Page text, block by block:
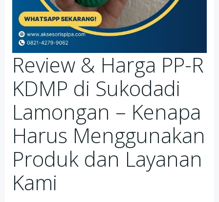
Review & Harga PP-R
KDMP di Sukodadi
Lamongan – Kenapa
Harus Menggunakan
Produk dan Layanan
Kami